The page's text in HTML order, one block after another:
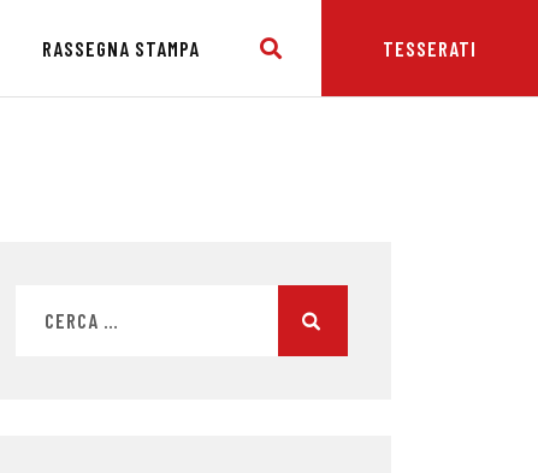
RASSEGNA STAMPA TESSERATI